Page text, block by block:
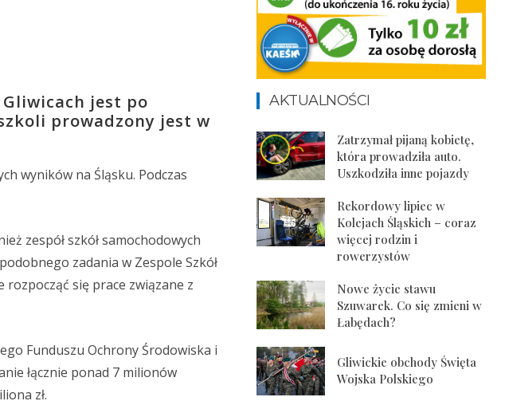
jest po
prowadzony jest w
wyników na Śląsku. Podczas
zespół szkół samochodowych
zadania w Zespole Szkół
rozpocząć się prace związane z
Funduszu Ochrony Środowiska i
łącznie ponad 7 milionów
zł.
AKTUALNOŚCI
Zatrzymał pijaną kobietę,
która prowadziła auto.
Uszkodziła inne pojazdy
Rekordowy lipiec w
Kolejach Śląskich – coraz
więcej rodzin i
rowerzystów
Nowe życie stawu
Szuwarek. Co się zmieni w
Łabędach?
Gliwickie obchody Święta
Wojska Polskiego